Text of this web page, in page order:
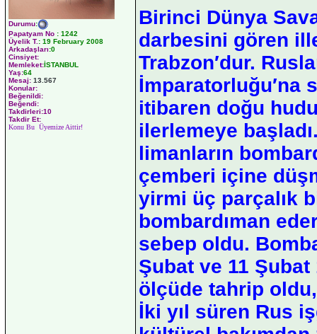
Durumu:
Papatyam No : 1242
Üyelik T.: 19 February 2008
Arkadaşları:0
Cinsiyet:
Memleket:İSTANBUL
Yaş:64
Mesaj: 13.567
Konular:
Beğenildi:
Beğendi:
Takdirleri:10
Takdir Et:
Konu Bu Üyemize Aittir!
Birinci Dünya
darbesini gören
Trabzon′dur.
İmparatorluğu′na
itibaren doğu
ilerlemeye
limanların
çemberi içine
yirmi üç parçalık
bombardıman
sebep oldu.
Şubat ve 11 Şubat
ölçüde tahrip
İki yıl süren Rus